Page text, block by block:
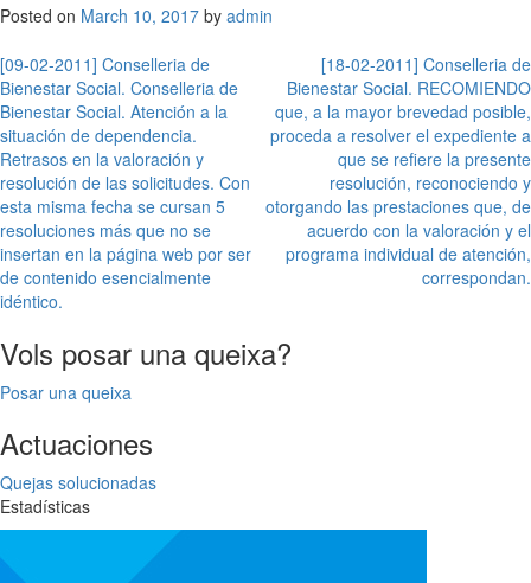
Posted on March 10, 2017 by admin
Post
navigation
[09-02-2011] Conselleria de
Bienestar Social. Conselleria de
Bienestar Social. Atención a la
situación de dependencia.
Retrasos en la valoración y
resolución de las solicitudes. Con
esta misma fecha se cursan 5
resoluciones más que no se
insertan en la página web por ser
de contenido esencialmente
idéntico.
[18-02-2011] Conselleria de
Bienestar Social. RECOMIENDO
que, a la mayor brevedad posible,
proceda a resolver el expediente a
que se refiere la presente
resolución, reconociendo y
otorgando las prestaciones que, de
acuerdo con la valoración y el
programa individual de atención,
correspondan.
Vols posar una queixa?
Posar una queixa
Actuaciones
Quejas solucionadas
Estadísticas